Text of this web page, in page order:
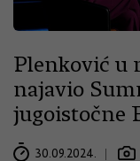
Plenković u
najavio
jugoistočne
30.09.2024.